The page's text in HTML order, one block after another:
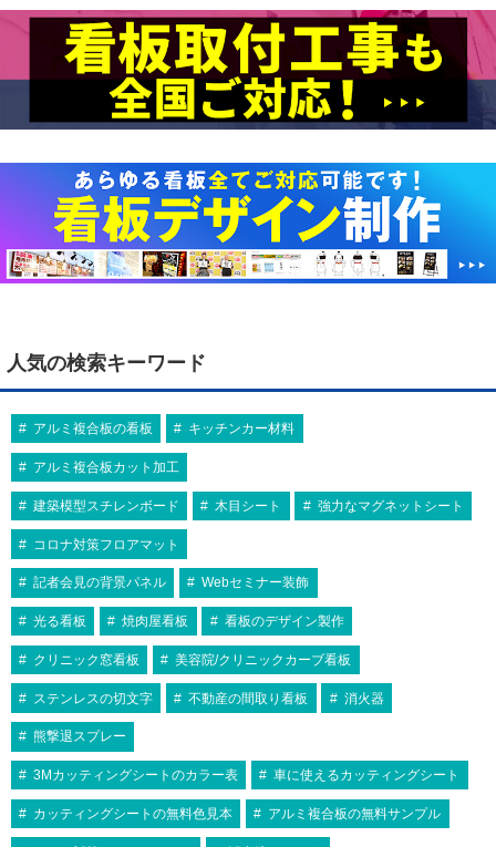
屋内用
¥2,200（税込）
コーナーに丸みをつけた安全設計のポ
スターフレーム。カラーはシルバー、
ブラックの2色展開。サインシティ最
トブラック 屋内用
¥17,710
（税込）
【2019年 グッドデザイン賞受賞】額
縁の側面部分が10度斜めになってお
り、壁に立てかけても安定します。
代引不可
屋内用
木目調 A1
前四辺開閉式
594×841
ポスターパネル 331 A1 木目ナチュラ
ル 屋内用
¥8,079（税込）
コーナーミニアールで意匠的にかっこ
よく、安全！
8
屋内用
屋内用
ル！
9 10
（税込）
4辺開閉式フレームの定番アイテム！
¥2,112（税込）
カラーバリエーションが魅力の木製ポ
スターフレーム！サイズ展開も豊富で
す。
7
594×420
ALUMIUM SERIES 03 RIM A2 マット
シルバー 屋内用
¥11,220（税込）
額の周囲に縁(rim)がついたシンプルな
額縁です。
8
420×594
エコイレパネ ST-A2-SV A2 シルバー
¥1,386（税込）
9
代引不可
10
代引不可
伝統的な井桁スタイル。幅43mmタイプ
¥7,854（税込）
スタンダードなアルミフレームパネル！
B0用(1030×1456mm)
ピュアパネル B0 シルバー 屋内用
¥17,325（税込）
サイズ、カラーともにバリエーション豊
富なアルミパネル。
8
¥28,743
角がフラットデザインの4辺開閉式フレ
9
代引不可
屋内用
B0
1030×1456
デカフレ IW-B0-SV B0 シルバー
¥10,170 （税込）
10
国産
屋内用 B0
前四辺開閉式
盗難防止
ポスターグリップ TG-44R B0 ツヤ無シ
ルバー(梨地調) 屋内用 R型
¥2,772
（税込）
スタンダードなアルミフレームパネル！
¥6,270（税込）
スタイリッシュな25mmのフレーム
国産
屋内用
B1
ポスターグリップ PG-44R B1 化研クロ
¥12,226（税込）
国産メーカー、シンエイのポスターパネ
ル！カラーバリエーションやサイズを豊
富に取り揃えております。確かな品質…
8
アケパネ 30mm ADB1-S・C B1 シルバ
¥13,585
9
代引不可
屋内用
木目調
B1
メディアグリップ MG-32R B1 木目調 屋
10
代引不可
屋内用
B1
728×1030
4辺開閉式フレームの定番アイテム！
カラーバリエーションが魅力の木製ポス
ターフレーム！サイズ展開も豊富です。
515×728
¥10,868（税込）
伝統的な井桁スタイル。幅33mmタイプ
8
バー 屋内用
¥7,150
9
代引不可
お値打ち
国産 屋内用
B2
B2 シルバー
ポスターパネル Rパネル B2 シルバー 屋
内用
10
屋内用
B2（W515×H728）
ALUMIUM SERIES 01 CUT B2 マットブ
ラック 屋内用
人気の検索キーワード
アルミ複合板の看板 キッチンカー材料
アルミ複合板カット加工
建築模型スチレンボード 木目シート 強力なマグネットシート
コロナ対策フロアマット
記者会見の背景パネル Webセミナー装飾
光る看板 焼肉屋看板 看板のデザイン製作
クリニック窓看板 美容院/クリニックカーブ看板
ステンレスの切文字 不動産の間取り看板 消火器
熊撃退スプレー
3Mカッティングシートのカラー表 車に使えるカッティングシート
カッティングシートの無料色見本 アルミ複合板の無料サンプル